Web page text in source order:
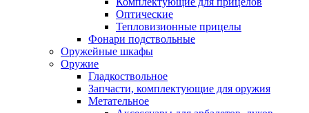
Оптические
Тепловизионные прицелы
Фонари подствольные
Оружейные шкафы
Оружие
Гладкоствольное
Запчасти, комплектующие для оружия
Метательное